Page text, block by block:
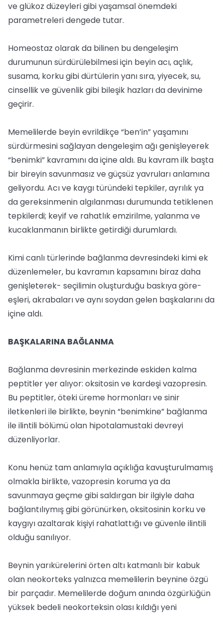
ve glükoz düzeyleri gibi yaşamsal önemdeki
parametreleri dengede tutar.
Homeostaz olarak da bilinen bu dengeleşim
durumunun sürdürülebilmesi için beyin acı, açlık,
susama, korku gibi dürtülerin yanı sıra, yiyecek, su,
cinsellik ve güvenlik gibi bileşik hazları da devinime
geçirir.
Memelilerde beyin evrildikçe “ben’in” yaşamını
sürdürmesini sağlayan dengeleşim ağı genişleyerek
“benimki” kavramını da içine aldı. Bu kavram ilk başta
bir bireyin savunmasız ve güçsüz yavruları anlamına
geliyordu. Acı ve kaygı türündeki tepkiler, ayrılık ya
da gereksinmenin algılanması durumunda tetiklenen
tepkilerdi; keyif ve rahatlık emzirilme, yalanma ve
kucaklanmanın birlikte getirdiği durumlardı.
Kimi canlı türlerinde bağlanma devresindeki kimi ek
düzenlemeler, bu kavramın kapsamını biraz daha
genişleterek- seçilimin oluşturduğu baskıya göre-
eşleri, akrabaları ve aynı soydan gelen başkalarını da
içine aldı.
BAŞKALARINA BAĞLANMA
Bağlanma devresinin merkezinde eskiden kalma
peptitler yer alıyor: oksitosin ve kardeşi vazopresin.
Bu peptitler, öteki üreme hormonları ve sinir
iletkenleri ile birlikte, beynin “benimkine” bağlanma
ile ilintili bölümü olan hipotalamustaki devreyi
düzenliyorlar.
Konu henüz tam anlamıyla açıklığa kavuşturulmamış
olmakla birlikte, vazopresin koruma ya da
savunmaya geçme gibi saldırgan bir ilgiyle daha
bağlantılıymış gibi görünürken, oksitosinin korku ve
kaygıyı azaltarak kişiyi rahatlattığı ve güvenle ilintili
olduğu sanılıyor.
Beynin yarıkürelerini örten altı katmanlı bir kabuk
olan neokorteks yalnızca memelilerin beynine özgü
bir parçadır. Memelilerde doğum anında özgürlüğün
yüksek bedeli neokorteksin olası kıldığı yeni